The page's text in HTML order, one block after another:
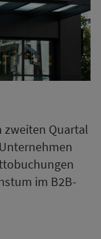
zweiten Quartal
im B2B-